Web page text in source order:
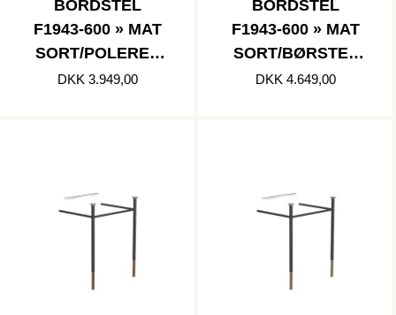
BORDSTEL
F1943-600 » MAT
SORT/POLERET
RUSTFRI
DKK 3.949,00
BORDSTEL
F1943-600 » MAT
SORT/BØRSTET
KOBBER
DKK 4.649,00